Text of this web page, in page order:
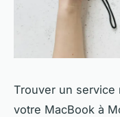
Trouver un service
votre MacBook à